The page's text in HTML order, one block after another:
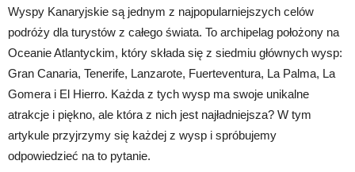
Wyspy Kanaryjskie są jednym z najpopularniejszych celów
podróży dla turystów z całego świata. To archipelag położony na
Oceanie Atlantyckim, który składa się z siedmiu głównych wysp:
Gran Canaria, Tenerife, Lanzarote, Fuerteventura, La Palma, La
Gomera i El Hierro. Każda z tych wysp ma swoje unikalne
atrakcje i piękno, ale która z nich jest najładniejsza? W tym
artykule przyjrzymy się każdej z wysp i spróbujemy
odpowiedzieć na to pytanie.